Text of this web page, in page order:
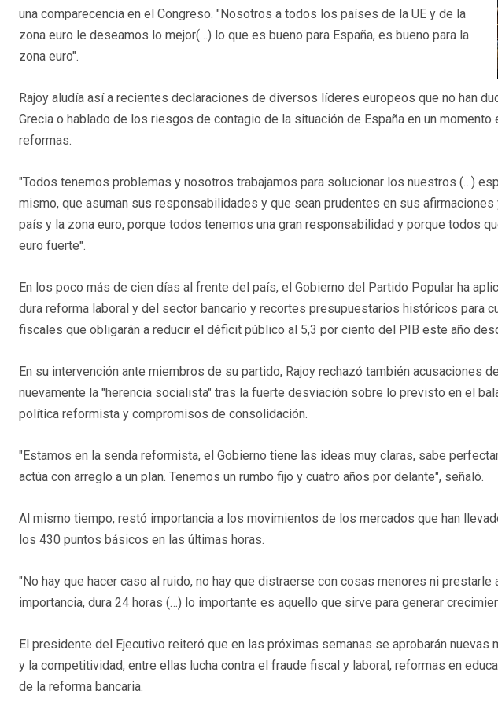
una comparecencia en el Congreso. "Nosotros a todos los países de la UE y de la
zona euro le deseamos lo mejor(…) lo que es bueno para España, es bueno para la
zona euro".
Rajoy aludía así a recientes declaraciones de diversos líderes europeos que no han
Grecia o hablado de los riesgos de contagio de la situación de España en un
reformas.
"Todos tenemos problemas y nosotros trabajamos para solucionar los nuestros (…)
mismo, que asuman sus responsabilidades y que sean prudentes en sus afirmaciones
país y la zona euro, porque todos tenemos una gran responsabilidad y porque todos
euro fuerte".
En los poco más de cien días al frente del país, el Gobierno del Partido Popular ha
dura reforma laboral y del sector bancario y recortes presupuestarios históricos para
fiscales que obligarán a reducir el déficit público al 5,3 por ciento del PIB este año
En su intervención ante miembros de su partido, Rajoy rechazó también acusaciones
nuevamente la "herencia socialista" tras la fuerte desviación sobre lo previsto en el
política reformista y compromisos de consolidación.
"Estamos en la senda reformista, el Gobierno tiene las ideas muy claras, sabe
actúa con arreglo a un plan. Tenemos un rumbo fijo y cuatro años por delante", señaló.
Al mismo tiempo, restó importancia a los movimientos de los mercados que han
los 430 puntos básicos en las últimas horas.
"No hay que hacer caso al ruido, no hay que distraerse con cosas menores ni prestarle
importancia, dura 24 horas (…) lo importante es aquello que sirve para generar
El presidente del Ejecutivo reiteró que en las próximas semanas se aprobarán nuevas
y la competitividad, entre ellas lucha contra el fraude fiscal y laboral, reformas en
de la reforma bancaria.